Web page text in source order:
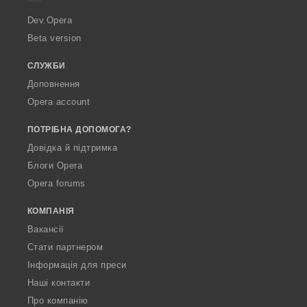
a
Dev.Opera
Beta version
СЛУЖБИ
Доповнення
Opera account
ПОТРІБНА ДОПОМОГА?
Довідка й підтримка
Блоги Opera
Opera forums
КОМПАНІЯ
Вакансії
Стати партнером
Інформація для преси
Наші контакти
Про компанію